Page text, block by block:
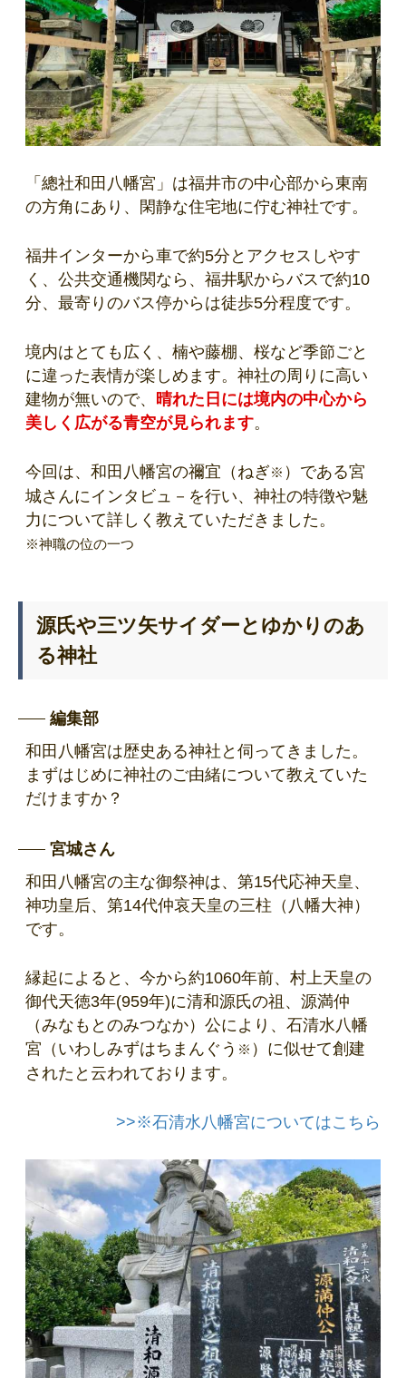
「總社和田八幡宮」は福井市の中心部から東南
の方角にあり、閑静な住宅地に佇む神社です。
福井インターから車で約5分とアクセスしやす
く、公共交通機関なら、福井駅からバスで約10
分、最寄りのバス停からは徒歩5分程度です。
境内はとても広く、楠や藤棚、桜など季節ごと
に違った表情が楽しめます。神社の周りに高い
建物が無いので、
晴れた日には境内の中心から
美しく広がる青空が見られます。
今回は、和田八幡宮の禰宜（ねぎ※ ）である宮
城さんにインタビュ－を行い、神社の特徴や魅
力について詳しく教えていただきました。
※神職の位の一つ
源氏や三ツ矢サイダーとゆかりのあ
る神社
編集部
和田八幡宮は歴史ある神社と伺ってきました。
まずはじめに神社のご由緒について教えていた
だけますか？
宮城さん
和田八幡宮の主な御祭神は、第15代応神天皇、
神功皇后、第14代仲哀天皇の三柱（八幡大神）
です。
縁起によると、今から約1060年前、村上天皇の
御代天徳3年(959年)に清和源氏の祖、源満仲
（みなもとのみつなか）公により、石清水八幡
宮（いわしみずはちまんぐう ※ ）に似せて創建
されたと云われております。
>>※石清水八幡宮についてはこちら